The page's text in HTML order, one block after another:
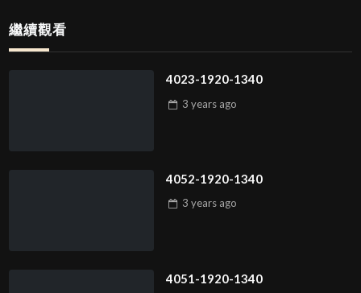
繼續觀看
4023-1920-1340
3 years ago
4052-1920-1340
3 years ago
4051-1920-1340